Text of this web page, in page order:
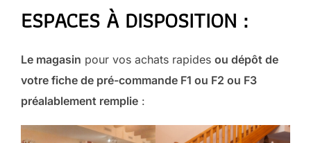
ESPACES À DISPOSITION :
Le magasin pour vos achats rapides ou dépôt de
votre fiche de pré-commande F1 ou F2 ou F3
préalablement remplie :